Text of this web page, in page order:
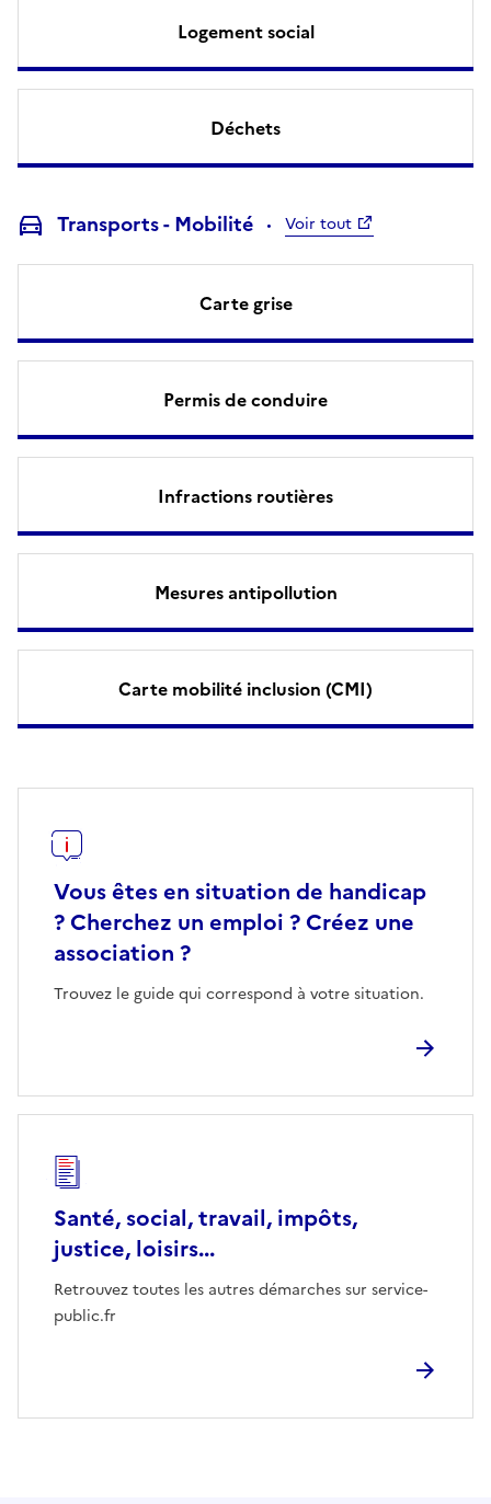
Logement social
Déchets
Transports - Mobilité Voir tout
Carte grise
Permis de conduire
Infractions routières
Mesures antipollution
Carte mobilité inclusion (CMI)
Vous êtes en situation de handicap
? Cherchez un emploi ? Créez une
association ?
Trouvez le guide qui correspond à votre situation.
Santé, social, travail, impôts,
justice, loisirs...
Retrouvez toutes les autres démarches sur service-
public.fr